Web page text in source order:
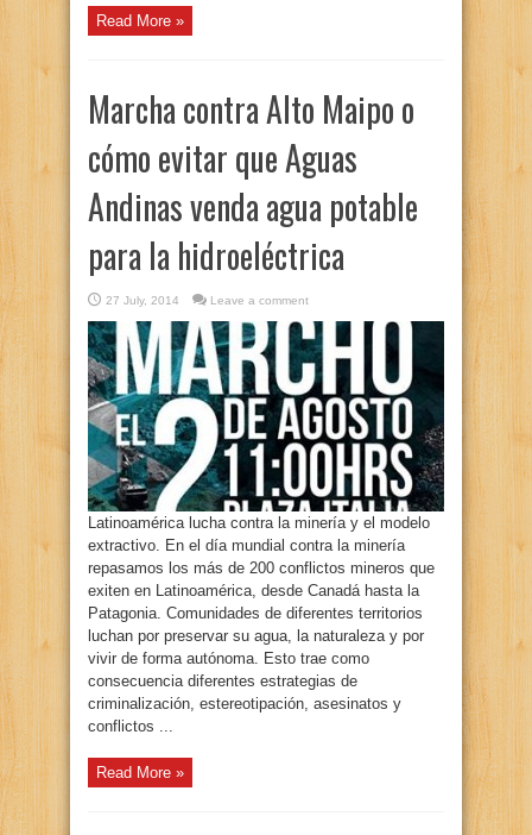
Read More »
Marcha contra Alto Maipo o
cómo evitar que Aguas
Andinas venda agua potable
para la hidroeléctrica
27 July, 2014 Leave a comment
Latinoamérica lucha contra la minería y el modelo
extractivo. En el día mundial contra la minería
repasamos los más de 200 conflictos mineros que
exiten en Latinoamérica, desde Canadá hasta la
Patagonia. Comunidades de diferentes territorios
luchan por preservar su agua, la naturaleza y por
vivir de forma autónoma. Esto trae como
consecuencia diferentes estrategias de
criminalización, estereotipación, asesinatos y
conflictos ...
Read More »